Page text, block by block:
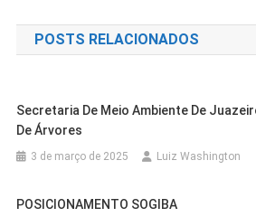
de
Post
POSTS RELACIONADOS
Secretaria De Meio Ambiente De
De Árvores
3 de março de 2025 Luiz Washington
POSICIONAMENTO SOGIBA